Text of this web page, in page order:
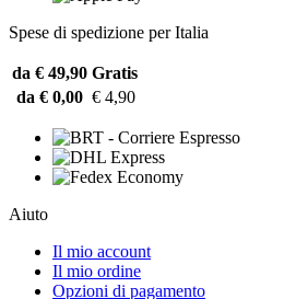
Spese di spedizione per Italia
da € 49,90 Gratis
da € 0,00 € 4,90
Aiuto
Il mio account
Il mio ordine
Opzioni di pagamento